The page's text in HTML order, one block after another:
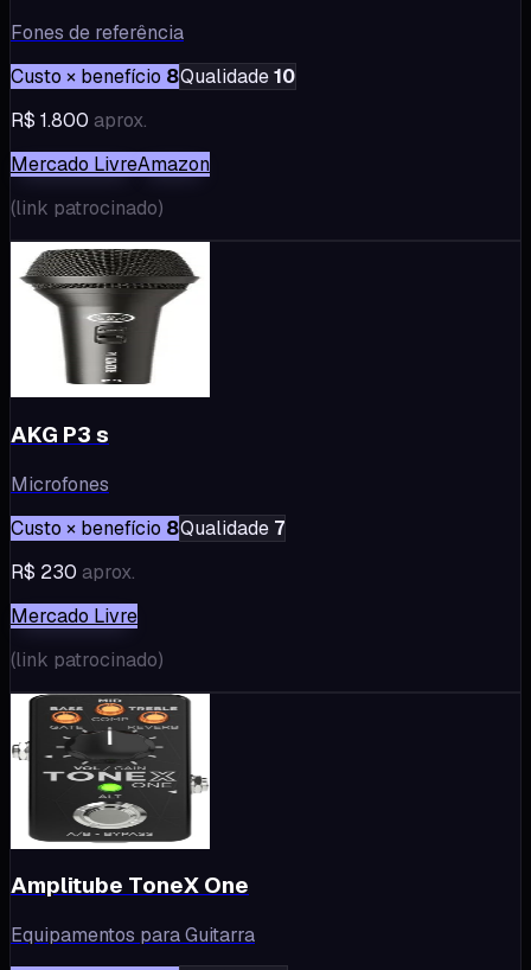
Fones de referência
Custo × benefício 8Qualidade10
R$ 1.800 aprox.
Mercado LivreAmazon
(link patrocinado)
AKG P3 s
Microfones
Custo × benefício 8Qualidade 7
R$ 230 aprox.
Mercado Livre
(link patrocinado)
Amplitube ToneX One
Equipamentos para Guitarra